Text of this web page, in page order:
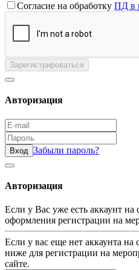
Согласие на обработку ПД в
Зарегистрироваться
Авторизация
Вход Забыли пароль?
Авторизация
Если у Вас уже есть аккаунт на
оформления регистрации на
Если у вас еще нет аккаунта на
ниже для регистрации на
сайте.